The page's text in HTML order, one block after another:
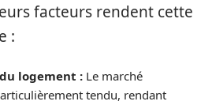
facteurs rendent cette
:
logement : Le marché
tendu, rendant